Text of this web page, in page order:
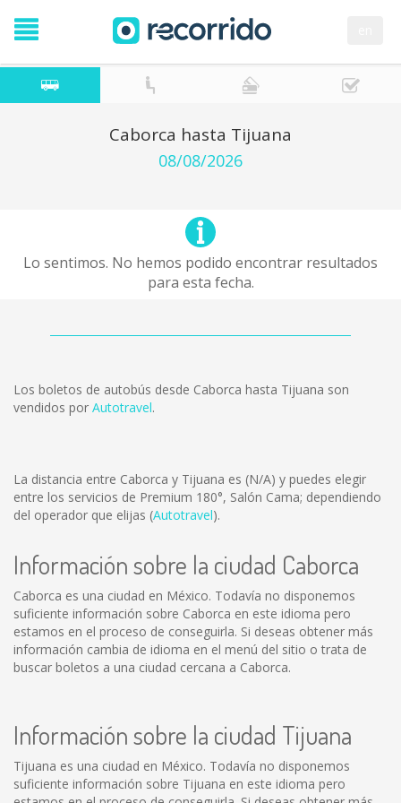
Caborca hasta Tijuana
08/08/2026
Lo sentimos. No hemos podido encontrar resultados
para esta fecha.
Los boletos de autobús desde Caborca hasta Tijuana son
vendidos por Autotravel.
La distancia entre Caborca y Tijuana es (N/A) y puedes elegir
entre los servicios de Premium 180°, Salón Cama; dependiendo
del operador que elijas (Autotravel).
Información sobre la ciudad Caborca
Caborca es una ciudad en México. Todavía no disponemos
suficiente información sobre Caborca en este idioma pero
estamos en el proceso de conseguirla. Si deseas obtener más
información cambia de idioma en el menú del sitio o trata de
buscar boletos a una ciudad cercana a Caborca.
Información sobre la ciudad Tijuana
Tijuana es una ciudad en México. Todavía no disponemos
suficiente información sobre Tijuana en este idioma pero